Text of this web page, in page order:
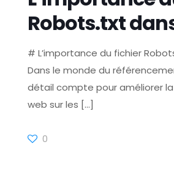
Robots.txt
# L’importance du fichier
Dans le monde du
détail compte pour améliorer la
web sur les […]
0